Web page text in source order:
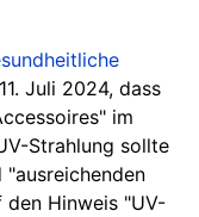
Juli 2024, dass
im
Strahlung sollte
den Hinweis "UV-